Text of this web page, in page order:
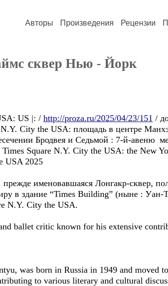
Авторы Произведения Рецензии
сквер Нью - Йорк
US |: / http://proza.ru/2025/04/23/151 /
City the USA: площадь в центрe
Бродвея и Седьмой : 7-й-авеню
Square N.Y. City the USA: the New
USA 2025
именовавшаяся Лонгакр-сквер,
в здание “Times Building” (ныне : Уан-
N.Y. City the USA.
ballet critic known for his extensive
was born in Russia in 1949 and moved
to various literary and cultural